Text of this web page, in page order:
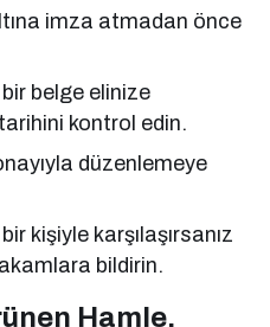
imza atmadan önce
belge elinize
kontrol edin.
düzenlemeye
kişiyle karşılaşırsanız
bildirin.
Hamle,